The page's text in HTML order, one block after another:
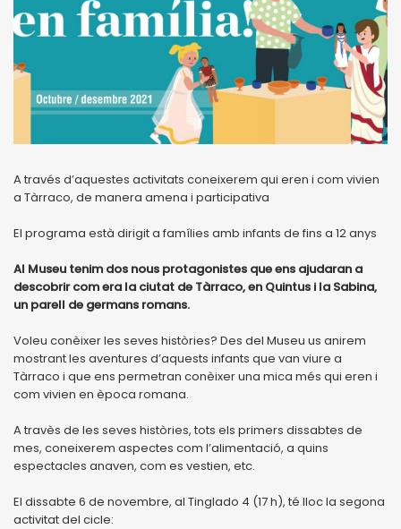
A través d’aquestes activitats coneixerem qui eren i com vivien
a Tàrraco, de manera amena i participativa
El programa està dirigit a famílies amb infants de fins a 12 anys
Al Museu tenim dos nous protagonistes que ens ajudaran a
descobrir com era la ciutat de Tàrraco, en Quintus i la Sabina,
un parell de germans romans.
Voleu conèixer les seves històries? Des del Museu us anirem
mostrant les aventures d’aquests infants que van viure a
Tàrraco i que ens permetran conèixer una mica més qui eren i
com vivien en època romana.
A travès de les seves històries, tots els primers dissabtes de
mes, coneixerem aspectes com l’alimentació, a quins
espectacles anaven, com es vestien, etc.
El dissabte 6 de novembre, al Tinglado 4 (17 h), té lloc la segona
activitat del cicle: